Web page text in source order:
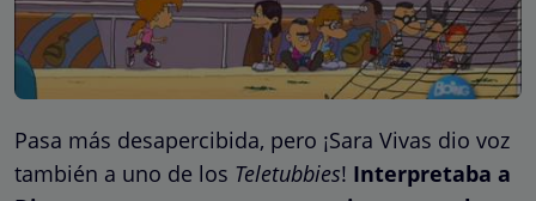
Pasa más desapercibida, pero ¡Sara Vivas dio voz
también a uno de los Teletubbies! Interpretaba a